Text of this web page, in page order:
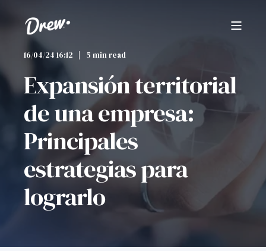
16/04/24 16:12 5 min read
Expansión territorial
de una empresa:
Principales
estrategias para
lograrlo